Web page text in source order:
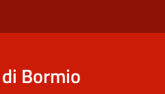
Bormio